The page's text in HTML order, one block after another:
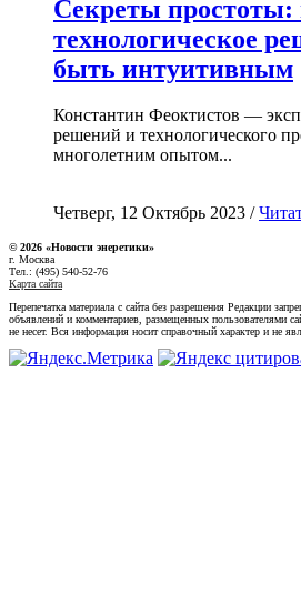
Секреты простоты:
технологическое
быть интуитивным
Константин Феоктистов —
решений и технологического
многолетним опытом...
Четверг, 12 Октябрь 2023 /
© 2026 «Новости энеретики»
г. Москва
Тел.: (495) 540-52-76
Карта сайта
Перепечатка материала с сайта без разрешения Редакции
объявлений и комментариев, размещенных пользователями
не несет. Вся информация носит справочный характер и не